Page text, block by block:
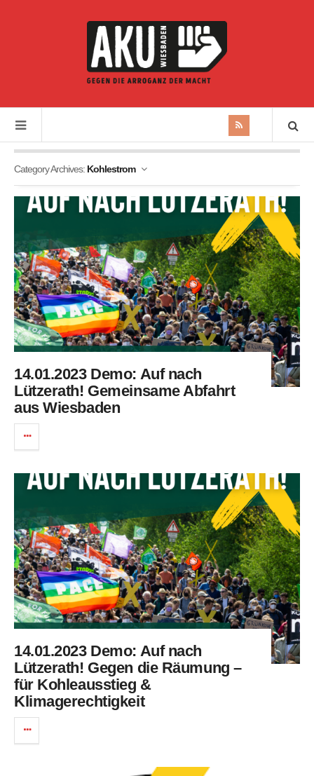
Category Archives: Kohlestrom
14.01.2023 Demo: Auf nach
Lützerath! Gemeinsame Abfahrt
aus Wiesbaden
14.01.2023 Demo: Auf nach
Lützerath! Gegen die Räumung –
für Kohleausstieg &
Klimagerechtigkeit